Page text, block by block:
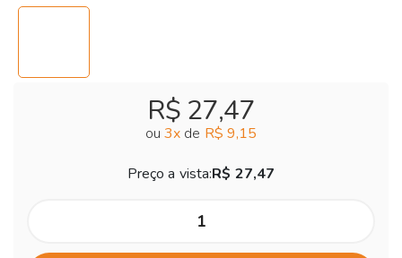
R$ 27,47
ou 3x de R$ 9,15
Preço a vista:R$ 27,47